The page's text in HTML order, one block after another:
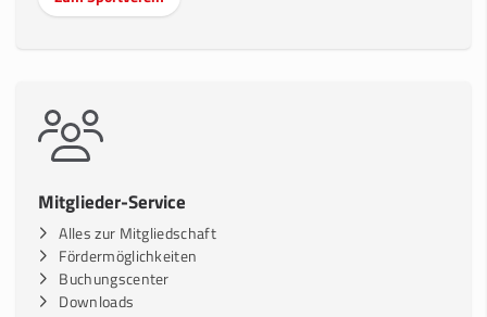
Mitglieder-Service
Alles zur Mitgliedschaft
Fördermöglichkeiten
Buchungscenter
Downloads